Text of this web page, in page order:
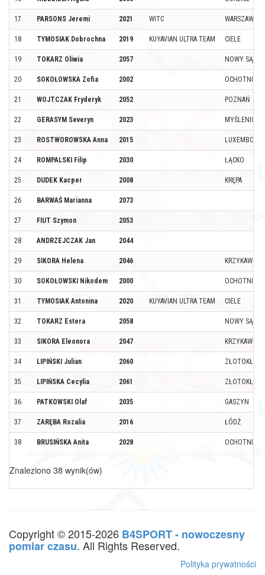
17 PARSONS Jeremi 2021 WITC WARSZAWA
18 TYMOSIAK Dobrochna 2019 KUYAVIAN ULTRA TEAM CIELE
19 TOKARZ Oliwia 2057 NOWY SĄCZ
20 SOKOŁOWSKA Zofia 2002 OCHOTNICA
21 WOJTCZAK Fryderyk 2052 POZNAŃ
22 GERASYM Severyn 2023 MYŚLENICE
23 ROSTWOROWSKA Anna 2015
24 ROMPALSKI Filip 2030 ŁĄCKO
25 DUDEK Kacper 2008 KRĘPA
26 BARWAŚ Marianna 2073
27 FIUT Szymon 2053
28 ANDRZEJCZAK Jan 2044
29 SIKORA Helena 2046 KRZYKAWKA
30 SOKOŁOWSKI Nikodem 2000 OCHOTNICA
31 TYMOSIAK Antonina 2020 KUYAVIAN ULTRA TEAM CIELE
32 TOKARZ Estera 2058 NOWY SĄCZ
33 SIKORA Eleonora 2047 KRZYKAWKA
34 LIPIŃSKI Julian 2060 ZŁOTOKŁOS
35 LIPIŃSKA Cecylia 2061 ZŁOTOKŁOS
36 PATKOWSKI Olaf 2035 GASZYN
37 ZARĘBA Rozalia 2016 ŁÓDŹ
38 BRUSIŃSKA Anita 2028 OCHOTNICA
Znaleziono 38 wynik(ów)
Copyright © 2015-2026 B4SPORT - nowoczesny
pomiar czasu. All Rights Reserved.
Polityka prywatności